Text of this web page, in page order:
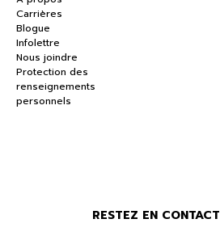
Carrières
Blogue
Infolettre
Nous joindre
Protection des
renseignements
personnels
RESTEZ EN CONTACT